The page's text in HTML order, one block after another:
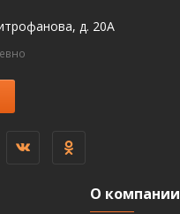
д. 20А
О компании